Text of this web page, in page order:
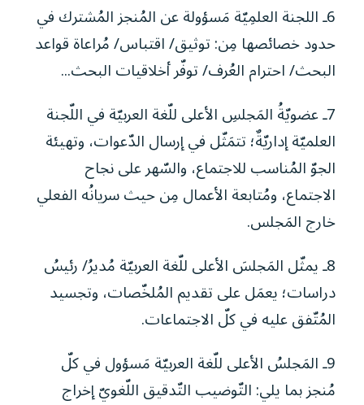
6ـ اللجنة العلمِيّة مَسؤولة عن المُنجز المُشترك في
حدود خصائصها مِن: توثيق/ اقتباس/ مُراعاة قواعد
البحث/ احترام العُرف/ توفّر أخلاقيات البحث...
7ـ عضويّةُ المَجلسِ الأعلى للّغة العربيّة في اللّجنة
العلميّة إداريّةٌ؛ تتمَثّل في إرسال الدّعوات، وتهيئة
الجوّ المُناسب للاجتماع، والسّهر على نجاح
الاجتماع، ومُتابعة الأعمال مِن حيث سريانُه الفعلي
خارج المَجلس.
8ـ يمثّل المَجلسَ الأعلى للّغة العربيّة مُديرُ/ رئيسُ
دراسات؛ يعمَل على تقديم المُلخّصات، وتجسيد
المُتّفق عليه في كلّ الاجتماعات.
9ـ المَجلسُ الأعلى للّغة العربيّة مَسؤول في كلّ
مُنجز بما يلي: التّوضيب التّدقيق اللّغويّ إخراج